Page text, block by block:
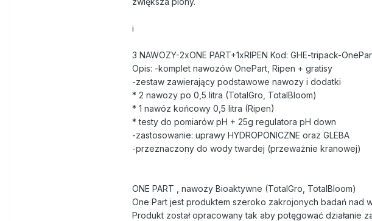
i
3 NAWOZY-2xONE PART+1xRIPEN Kod: GHE-tripack-
Opis: -komplet nawozów OnePart, Ripen + gratisy
-zestaw zawierający podstawowe nawozy i dodatki
* 2 nawozy po 0,5 litra (TotalGro, TotalBloom)
* 1 nawóz końcowy 0,5 litra (Ripen)
* testy do pomiarów pH + 25g regulatora pH down
-zastosowanie: uprawy HYDROPONICZNE oraz GLEBA
-przeznaczony do wody twardej (przeważnie kranowej)
ONE PART , nawozy Bioaktywne (TotalGro, TotalBloom)
One Part jest produktem szeroko zakrojonych badań nad
Produkt został opracowany tak aby potęgować działanie